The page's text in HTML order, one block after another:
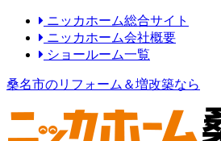
ニッカホーム総合サイト
ニッカホーム会社概要
ショールーム一覧
桑名市のリフォーム＆増改築なら